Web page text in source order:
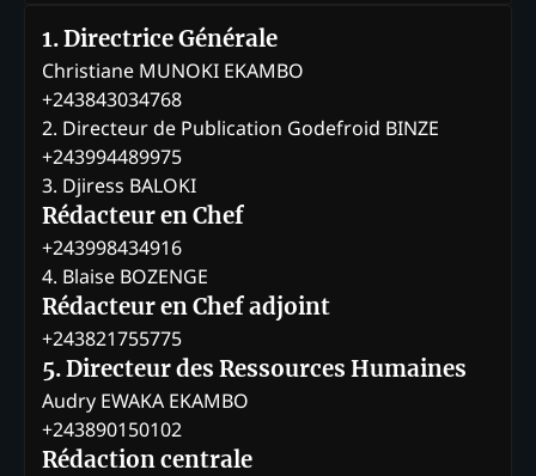
1. Directrice Générale
Christiane MUNOKI EKAMBO
+243843034768
2. Directeur de Publication Godefroid BINZE
+243994489975
3. Djiress BALOKI
Rédacteur en Chef
+243998434916
4. Blaise BOZENGE
Rédacteur en Chef adjoint
+243821755775
5. Directeur des Ressources Humaines
Audry EWAKA EKAMBO
+243890150102
Rédaction centrale